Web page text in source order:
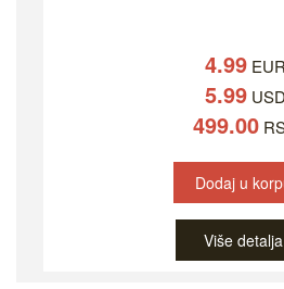
4.99 EUR
5.99 USD
499.00
Dodaj u
Više detalja